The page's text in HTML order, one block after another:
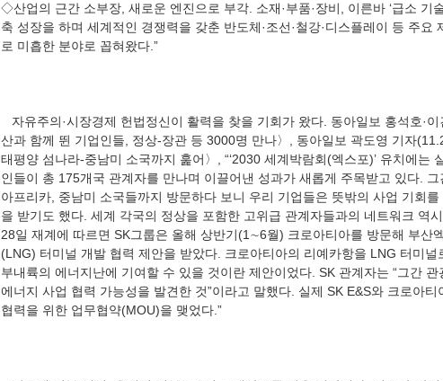
◇산업의 근간 소부장, 새로운 엔진으로 부각. 소재·부품·장비, 이른바 ‘급소 기
축 성장을 하며 세계적인 경쟁력을 갖춘 반도체·조선·철강·디스플레이 등 주요
산과 함께 뛴 기업인들, 정상-장관 등 3000명 만나〉, 동아일보 곽도영 기자
태평양 섬나라-중남미 소국까지 훑어〉, “‘2030 세계박람회(엑스포)’ 유치에는
인들이 총 175개국 관계자를 만나며 이끌어낸 성과가 새롭게 주목받고 있다.
아프리카, 중남미 소국들까지 방문하다 보니 우리 기업들은 뜻밖의 사업 기회
을 받기도 했다. 세계 각국의 정상을 포함한 고위급 관계자들과의 네트워크 역
28일 재계에 따르면 SK그룹은 올해 상반기(1∼6월) 크로아티아를 방문해 부산
(LNG) 터미널 개발 협력 제안을 받았다. 크로아티아의 리예카항을 LNG 터미
부내륙의 에너지난에 기여할 수 있을 것이란 제안이었다. SK 관계자는 “그간
에너지 사업 협력 가능성을 발견한 것”이라고 말했다. 실제 SK E&S와 크로아